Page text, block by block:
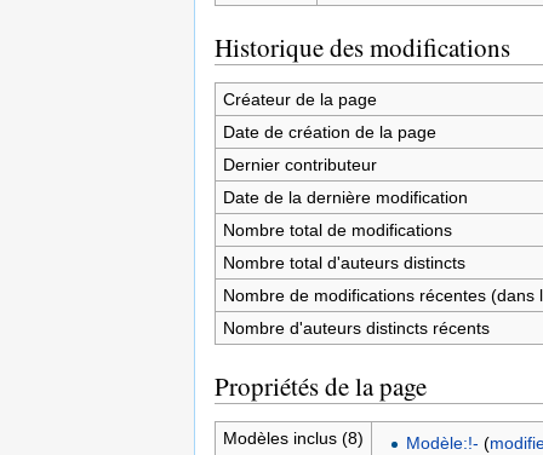
Historique des modifications
Créateur de la page
Date de création de la page
Dernier contributeur
Date de la dernière modification
Nombre total de modifications
Nombre total d'auteurs distincts
Nombre de modifications récentes (dans
Nombre d'auteurs distincts récents
Propriétés de la page
Modèles inclus (8) Modèle:!- (